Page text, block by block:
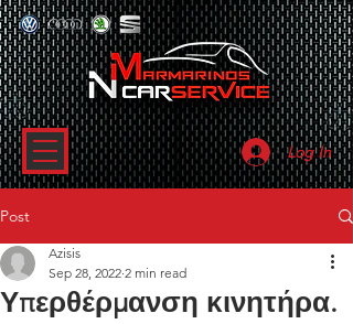
Log In
Post
Υπερθέρμανση κινητήρα.
Azisis
Sep 28, 2022 2 min read